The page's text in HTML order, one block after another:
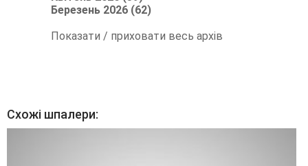
Березень 2026 (62)
Показати / приховати весь архів
Схожі шпалери: